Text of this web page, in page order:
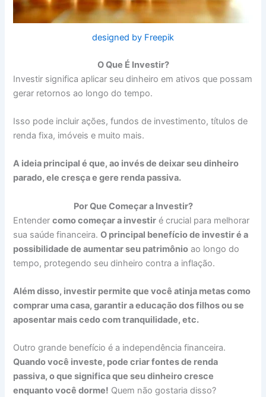
designed by Freepik
O Que É Investir?
Investir significa aplicar seu dinheiro em ativos que possam
gerar retornos ao longo do tempo.
Isso pode incluir ações, fundos de investimento, títulos de
renda fixa, imóveis e muito mais.
A ideia principal é que, ao invés de deixar seu dinheiro
parado, ele cresça e gere renda passiva.
Por Que Começar a Investir?
Entendercomo começar a investir é crucial para melhorar
sua saúde financeira.O principal benefício de investir é a
possibilidade de aumentar seu patrimônio ao longo do
tempo, protegendo seu dinheiro contra a inflação.
Além disso, investir permite que você atinja metas como
comprar uma casa, garantir a educação dos filhos ou se
aposentar mais cedo com tranquilidade, etc.
Outro grande benefício é a independência financeira.
Quando você investe, pode criar fontes de renda
passiva, o que significa que seu dinheiro cresce
enquanto você dorme! Quem não gostaria disso?